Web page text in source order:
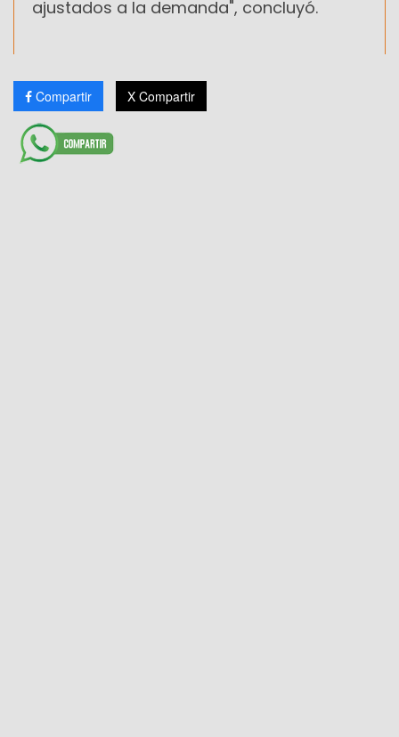
ajustados a la demanda", concluyó.
Compartir X Compartir